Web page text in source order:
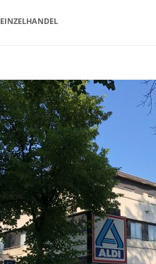
EINZELHANDEL